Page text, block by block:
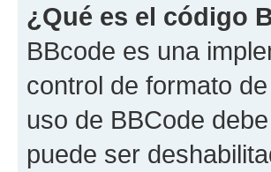
¿Qué es el código
BBcode es una
control de formato
uso de BBCode
puede ser